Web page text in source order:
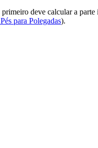
deve calcular a
para Polegadas).